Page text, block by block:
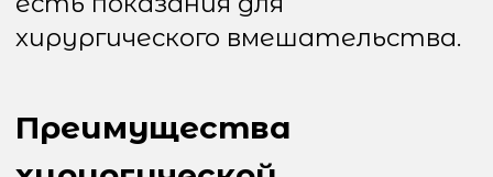
вмешательства важно: